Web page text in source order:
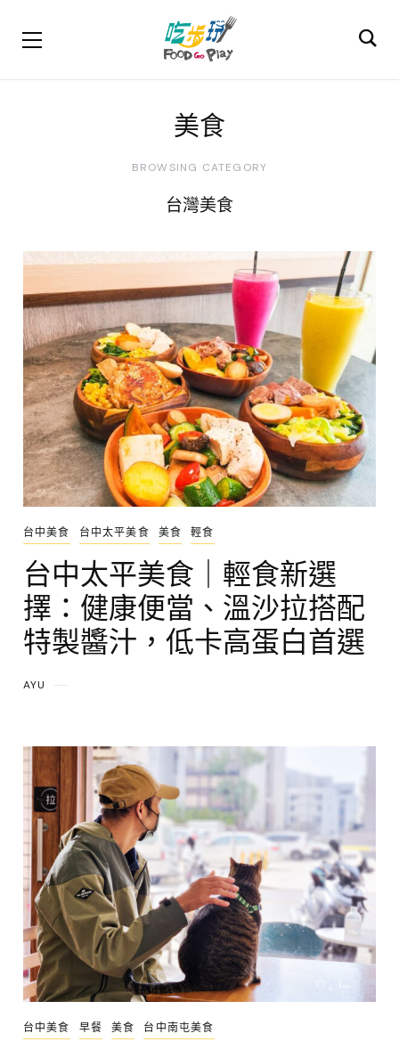
美食
BROWSING CATEGORY
台灣美食
台中美食 台中太平美食 美食 輕食
台中太平美食｜輕食新選
擇：健康便當、溫沙拉搭配
特製醬汁，低卡高蛋白首選
AYU
台中美食 早餐 美食 台中南屯美食